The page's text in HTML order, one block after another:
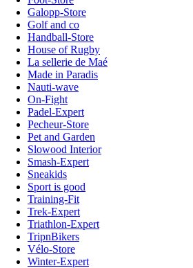
Galopp-Store
Golf and co
Handball-Store
House of Rugby
La sellerie de Maé
Made in Paradis
Nauti-wave
On-Fight
Padel-Expert
Pecheur-Store
Pet and Garden
Slowood Interior
Smash-Expert
Sneakids
Sport is good
Training-Fit
Trek-Expert
Triathlon-Expert
TripnBikers
Vélo-Store
Winter-Expert